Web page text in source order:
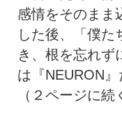
感情をそのまま
した後、「僕た
き、根を忘れず
は『NEURON』
（２ページに続